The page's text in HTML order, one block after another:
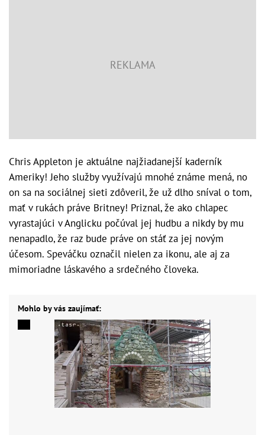
Chris Appleton je aktuálne najžiadanejší kaderník
Ameriky! Jeho služby využívajú mnohé známe mená, no
on sa na sociálnej sieti zdôveril, že už dlho sníval o tom,
mať v rukách práve Britney! Priznal, že ako chlapec
vyrastajúci v Anglicku počúval jej hudbu a nikdy by mu
nenapadlo, že raz bude práve on stáť za jej novým
účesom. Speváčku označil nielen za ikonu, ale aj za
mimoriadne láskavého a srdečného človeka.
Mohlo by vás zaujímať: